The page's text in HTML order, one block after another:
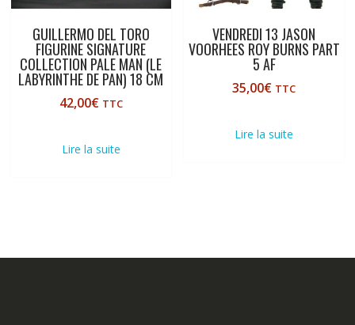
GUILLERMO DEL TORO
FIGURINE SIGNATURE
COLLECTION PALE MAN (LE
LABYRINTHE DE PAN) 18 CM
42,00€ TTC
Lire la suite
VENDREDI 13 JASON
VOORHEES ROY BURNS PART
5 AF
35,00€ TTC
Lire la suite